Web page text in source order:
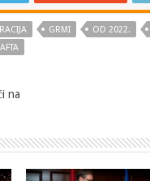
GRMI OD 2022.
na